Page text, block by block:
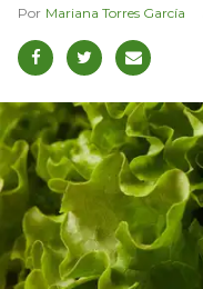
Mariana Torres García